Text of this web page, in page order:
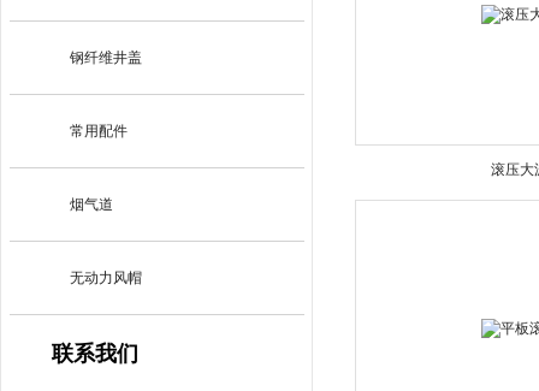
钢纤维井盖
常用配件
烟气道
无动力风帽
联系我们
滚压大